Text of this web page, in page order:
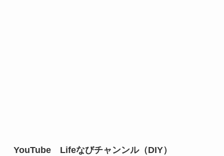
YouTube Lifeなびチャンンル（DIY）